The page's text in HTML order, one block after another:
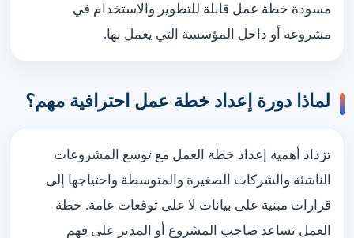
مسودة خطة عمل قابلة للتطوير والاستخدام في
مشروعه أو داخل المؤسسة التي يعمل بها.
لماذا دورة إعداد خطة عمل احترافية مهم؟
تزداد أهمية إعداد خطة العمل مع توسع المشروعات
الناشئة والشركات الصغيرة والمتوسطة واحتياجها إلى
قرارات مبنية على بيانات لا على توقعات عامة. خطة
العمل تساعد صاحب المشروع أو المدير على فهم